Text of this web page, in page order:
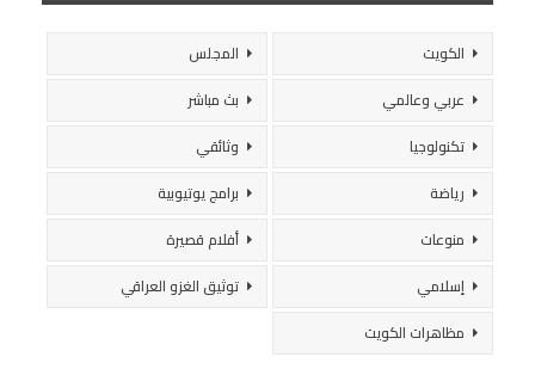
الكويت
المجلس
عربي وعالمي
بث مباشر
تكنولوجيا
وثائقي
رياضة
برامج يوتيوبية
منوعات
أفلام قصيرة
إسلامي
توثيق الغزو العراقي
مظاهرات الكويت